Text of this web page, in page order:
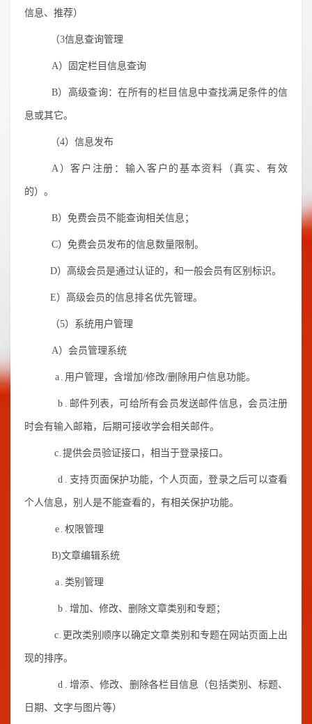
信息、推荐）
（3信息查询管理
A）固定栏目信息查询
B）高级查询：在所有的栏目信息中查找满足条件的信
息或其它。
（4）信息发布
A）客户注册：输入客户的基本资料（真实、有效
的）。
B）免费会员不能查询相关信息；
C）免费会员发布的信息数量限制。
D）高级会员是通过认证的，和一般会员有区别标识。
E）高级会员的信息排名优先管理。
（5）系统用户管理
A）会员管理系统
a. 用户管理，含增加/修改/删除用户信息功能。
b. 邮件列表，可给所有会员发送邮件信息，会员注册
时会有输入邮箱，后期可接收学会相关邮件。
c.提供会员验证接口，相当于登录接口。
d. 支持页面保护功能，个人页面，登录之后可以查看
个人信息，别人是不能查看的，有相关保护功能。
e. 权限管理
B)文章编辑系统
a. 类别管理
b. 增加、修改、删除文章类别和专题；
c. 更改类别顺序以确定文章类别和专题在网站页面上出
现的排序。
d. 增添、修改、删除各栏目信息（包括类别、标题、
日期、文字与图片等）